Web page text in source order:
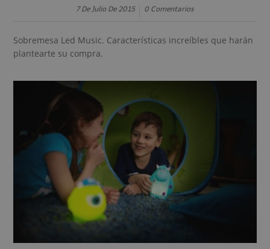
7 De Julio De 2015 0 Comentarios
Sobremesa Led Music. Características increíbles que harán
plantearte su compra.